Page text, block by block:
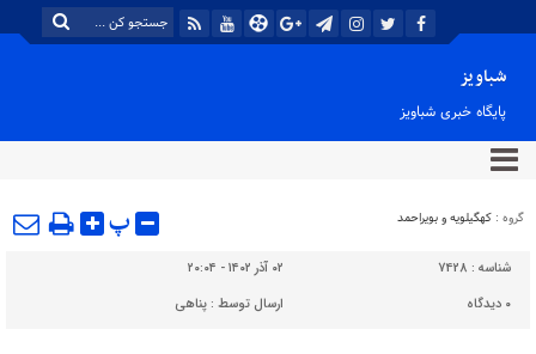
شباویز
پایگاه خبری شباویز
گروه : کهگیلویه و بویراحمد پ
شناسه : 7428
۰۲ آذر ۱۴۰۲ - ۲۰:۰۴
۰ دیدگاه ارسال توسط :پناهی